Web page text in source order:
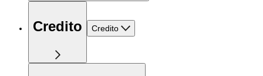
Credito Credito